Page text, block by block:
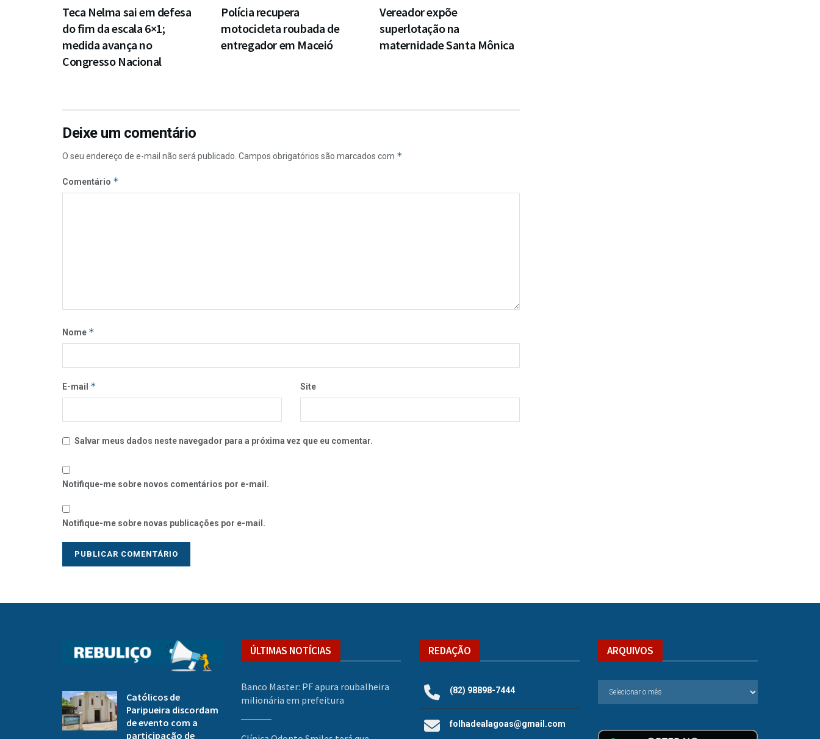
Teca Nelma sai em defesa
do fim da escala 6×1;
medida avança no
Congresso Nacional
Polícia recupera
motocicleta roubada de
entregador em Maceió
Vereador expõe
superlotação na
maternidade Santa Mônica
Deixe um comentário
O seu endereço de e-mail não será publicado. Campos obrigatórios são marcados com *
Comentário *
Nome *
E-mail * Site
Salvar meus dados neste navegador para a próxima vez que eu comentar.
Notifique-me sobre novos comentários por e-mail.
Notifique-me sobre novas publicações por e-mail.
Católicos de
Paripueira discordam
de evento com a
participação de
ÚLTIMAS NOTÍCIAS
Banco Master: PF apura roubalheira
milionária em prefeitura
REDAÇÃO
(82) 98898-7444
folhadealagoas@gmail.com
ARQUIVOS